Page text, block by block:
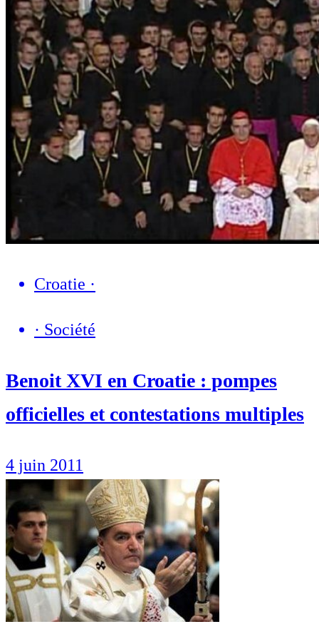
Croatie ·
· Société
Benoit XVI en Croatie : pompes
officielles et contestations multiples
4 juin 2011